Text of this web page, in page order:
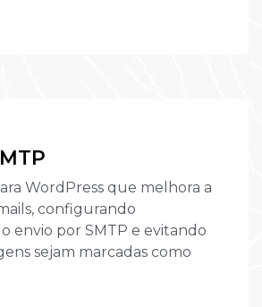
WordPress que melhora a
configurando
envio por SMTP e evitando
sejam marcadas como